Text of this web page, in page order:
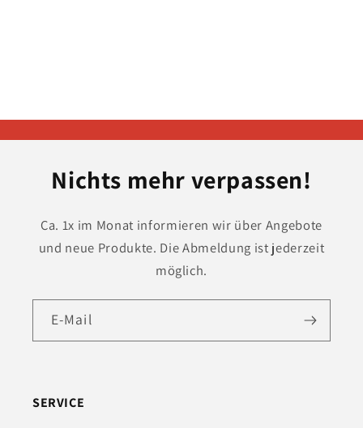
Nichts mehr verpassen!
Ca. 1x im Monat informieren wir über Angebote
und neue Produkte. Die Abmeldung ist jederzeit
möglich.
E-Mail
SERVICE